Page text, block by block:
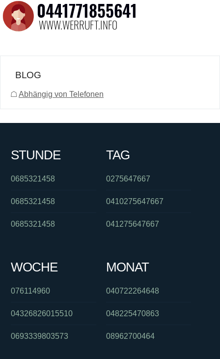
BLOG
☖ Abhängig von Telefonen
STUNDE
0685321458
0685321458
0685321458
TAG
0275647667
0410275647667
041275647667
WOCHE
076114960
04326826015510
0693339803573
MONAT
040722264648
048225470863
08962700464